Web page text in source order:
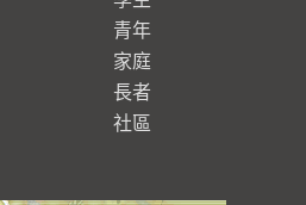
青年
家庭
長者
社區